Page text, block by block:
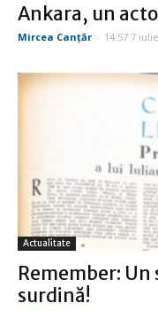
Ankara, un
Mircea Canţăr - 14:57 7
Actualitate
Remember:
surdină!